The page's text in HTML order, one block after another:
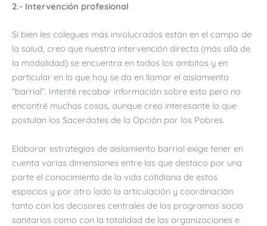
2.- Intervención profesional
Si bien les colegues más involucrados están en el campo de
la salud, creo que nuestra intervención directa (más allá de
la modalidad) se encuentra en todos los ámbitos y en
particular en lo que hoy se da en llamar el aislamiento
“barrial”. Intenté recabar información sobre esto pero no
encontré muchas cosas, aunque creo interesante lo que
postulan los Sacerdotes de la Opción por los Pobres.
Elaborar estrategias de aislamiento barrial exige tener en
cuenta varias dimensiones entre las que destaco por una
parte el conocimiento de la vida cotidiana de estos
espacios y por otro lado la articulación y coordinación
tanto con los decisores centrales de los programas socio
sanitarios como con la totalidad de las organizaciones e